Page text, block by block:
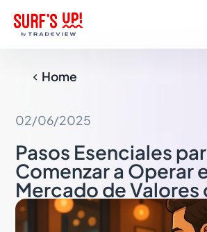
 Home
02/06/2025
Pasos Esenciales
Comenzar a Operar
Mercado de Valores